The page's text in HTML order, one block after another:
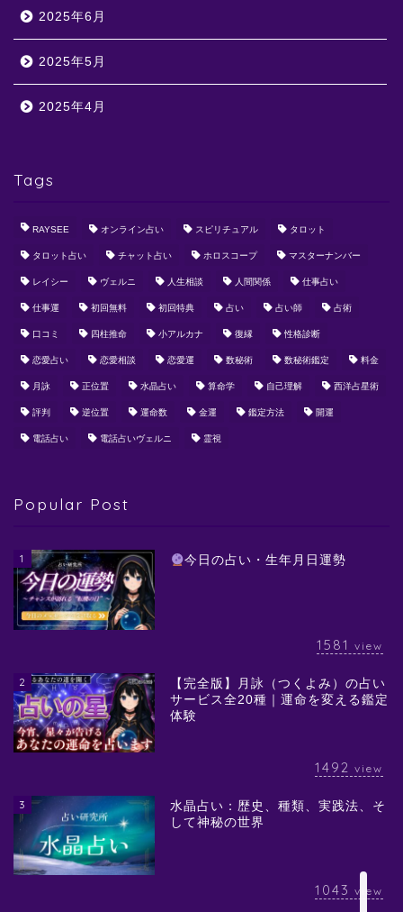
2025年6月
2025年5月
2025年4月
Tags
RAYSEE オンライン占い スピリチュアル タロット
タロット占い チャット占い ホロスコープ マスターナンバー
レイシー ヴェルニ 人生相談 人間関係 仕事占い
仕事運 初回無料 初回特典 占い 占い師 占術
口コミ 四柱推命 小アルカナ 復縁 性格診断
恋愛占い 恋愛相談 恋愛運 数秘術 数秘術鑑定 料金
月詠 正位置 水晶占い 算命学 自己理解 西洋占星術
評判 逆位置 運命数 金運 鑑定方法 開運
電話占い 電話占いヴェルニ 霊視
Popular Post
1 今日の占い・生年月日運勢
1581 view
2
【完全版】月詠（つくよみ）の占い
サービス全20種｜運命を変える鑑定
体験
1492 view
3
水晶占い：歴史、種類、実践法、そ
して神秘の世界
1043 view